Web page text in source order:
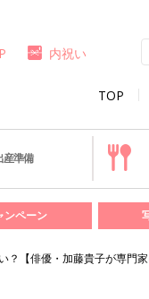
TOP
内祝い
産準備
ンペーン
【俳優・加藤貴子が専門家